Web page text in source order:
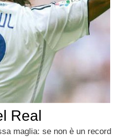
Real
maglia: se non è un record